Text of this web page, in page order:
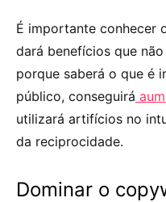
É importante conhecer
dará benefícios que
porque saberá o que é
público, conseguirá
utilizará artifícios no
da reciprocidade.
Dominar o